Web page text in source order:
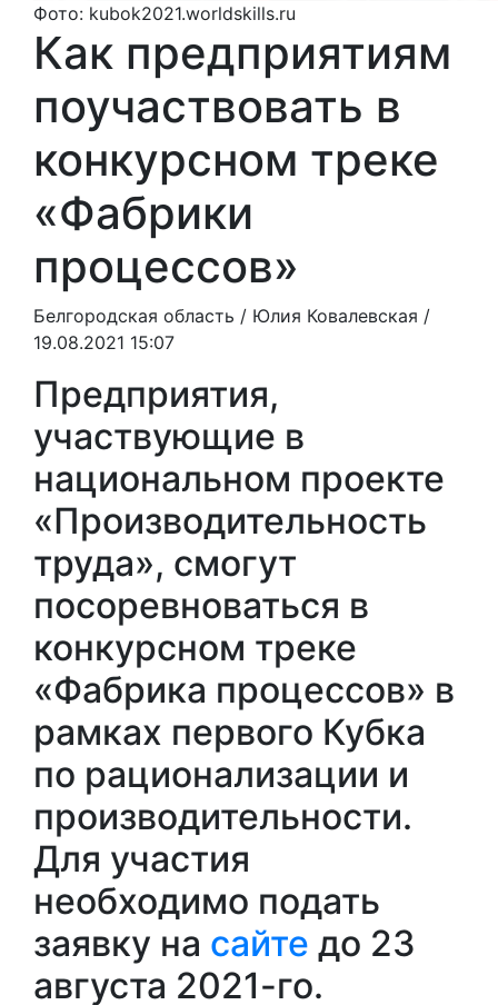
Фото: kubok2021.worldskills.ru
Как предприятиям
поучаствовать в
конкурсном треке
«Фабрики
процессов»
Белгородская область / Юлия Ковалевская /
19.08.2021 15:07
Предприятия,
участвующие в
национальном проекте
«Производительность
труда», смогут
посоревноваться в
конкурсном треке
«Фабрика процессов» в
рамках первого Кубка
по рационализации и
производительности.
Для участия
необходимо подать
заявку на сайте до 23
августа 2021-го.